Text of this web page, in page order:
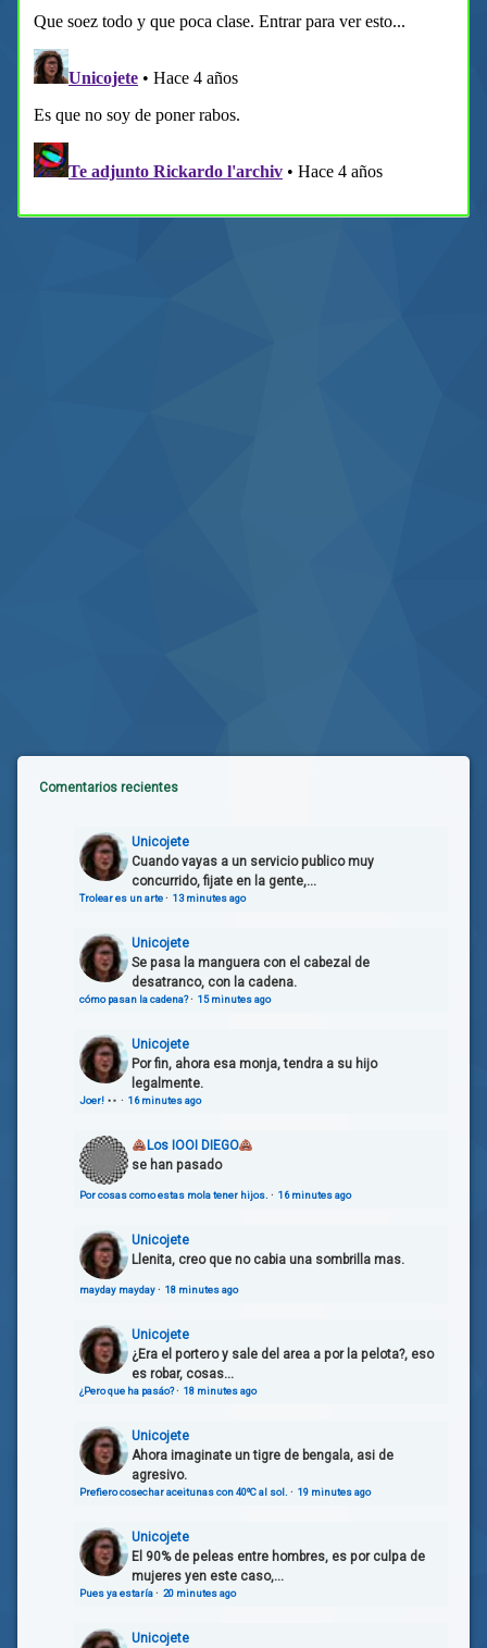
Comentarios recientes
Unicojete
Cuando vayas a un servicio publico muy
concurrido, fijate en la gente,...
Trolear es un arte· 13 minutes ago
Unicojete
Se pasa la manguera con el cabezal de
desatranco, con la cadena.
cómo pasan la cadena?· 15 minutes ago
Unicojete
Por fin, ahora esa monja, tendra a su hijo
legalmente.
Joer! · 16 minutes ago
Los IOOI DIEGO
se han pasado
Por cosas como estas mola tener hijos. · 16 minutes ago
Unicojete
Llenita, creo que no cabia una sombrilla mas.
mayday mayday· 18 minutes ago
Unicojete
¿Era el portero y sale del area a por la pelota?, eso
es robar, cosas...
¿Pero que ha pasáo?· 18 minutes ago
Unicojete
Ahora imaginate un tigre de bengala, asi de
agresivo.
Prefiero cosechar aceitunas con 40ºC al sol. · 19 minutes ago
Unicojete
El 90% de peleas entre hombres, es por culpa de
mujeres yen este caso,...
Pues ya estaría· 20 minutes ago
Unicojete